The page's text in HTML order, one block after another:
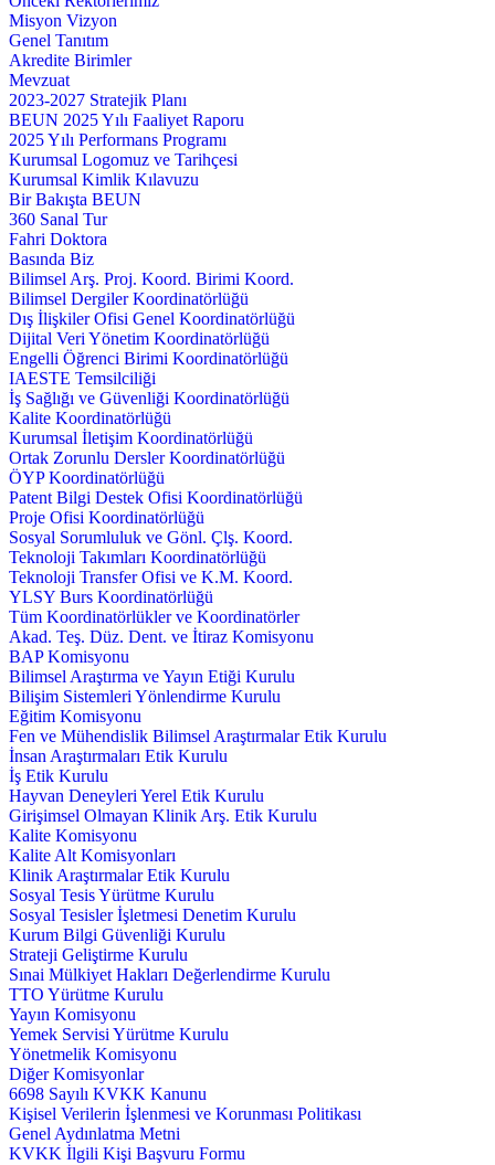
Misyon Vizyon
Genel Tanıtım
Akredite Birimler
Mevzuat
2023-2027 Stratejik Planı
BEUN 2025 Yılı Faaliyet Raporu
2025 Yılı Performans Programı
Kurumsal Logomuz ve Tarihçesi
Kurumsal Kimlik Kılavuzu
Bir Bakışta BEUN
360 Sanal Tur
Fahri Doktora
Basında Biz
Bilimsel Arş. Proj. Koord. Birimi Koord.
Bilimsel Dergiler Koordinatörlüğü
Dış İlişkiler Ofisi Genel Koordinatörlüğü
Dijital Veri Yönetim Koordinatörlüğü
Engelli Öğrenci Birimi Koordinatörlüğü
IAESTE Temsilciliği
İş Sağlığı ve Güvenliği Koordinatörlüğü
Kalite Koordinatörlüğü
Kurumsal İletişim Koordinatörlüğü
Ortak Zorunlu Dersler Koordinatörlüğü
ÖYP Koordinatörlüğü
Patent Bilgi Destek Ofisi Koordinatörlüğü
Proje Ofisi Koordinatörlüğü
Sosyal Sorumluluk ve Gönl. Çlş. Koord.
Teknoloji Takımları Koordinatörlüğü
Teknoloji Transfer Ofisi ve K.M. Koord.
YLSY Burs Koordinatörlüğü
Tüm Koordinatörlükler ve Koordinatörler
Akad. Teş. Düz. Dent. ve İtiraz Komisyonu
BAP Komisyonu
Bilimsel Araştırma ve Yayın Etiği Kurulu
Bilişim Sistemleri Yönlendirme Kurulu
Eğitim Komisyonu
Fen ve Mühendislik Bilimsel Araştırmalar Etik Kurulu
İnsan Araştırmaları Etik Kurulu
İş Etik Kurulu
Hayvan Deneyleri Yerel Etik Kurulu
Girişimsel Olmayan Klinik Arş. Etik Kurulu
Kalite Komisyonu
Kalite Alt Komisyonları
Klinik Araştırmalar Etik Kurulu
Sosyal Tesis Yürütme Kurulu
Sosyal Tesisler İşletmesi Denetim Kurulu
Kurum Bilgi Güvenliği Kurulu
Strateji Geliştirme Kurulu
Sınai Mülkiyet Hakları Değerlendirme Kurulu
TTO Yürütme Kurulu
Yayın Komisyonu
Yemek Servisi Yürütme Kurulu
Yönetmelik Komisyonu
Diğer Komisyonlar
6698 Sayılı KVKK Kanunu
Kişisel Verilerin İşlenmesi ve Korunması Politikası
Genel Aydınlatma Metni
KVKK İlgili Kişi Başvuru Formu